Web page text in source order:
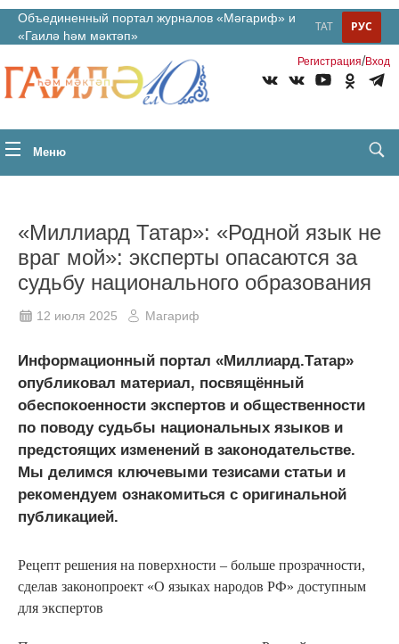
Объединенный портал журналов «Мәгариф» и
«Гаилә һәм мәктәп»
РУС
ТАТ
Регистрация/Вход
Меню
«Миллиард Татар»: «Родной язык не
враг мой»: эксперты опасаются за
судьбу национального образования
12 июля 2025 Магариф
Информационный портал «Миллиард.Татар»
опубликовал материал, посвящённый
обеспокоенности экспертов и общественности
по поводу судьбы национальных языков и
предстоящих изменений в законодательстве.
Мы делимся ключевыми тезисами статьи и
рекомендуем ознакомиться с оригинальной
публикацией.
Рецепт решения на поверхности – больше прозрачности,
сделав законопроект «О языках народов РФ» доступным
для экспертов